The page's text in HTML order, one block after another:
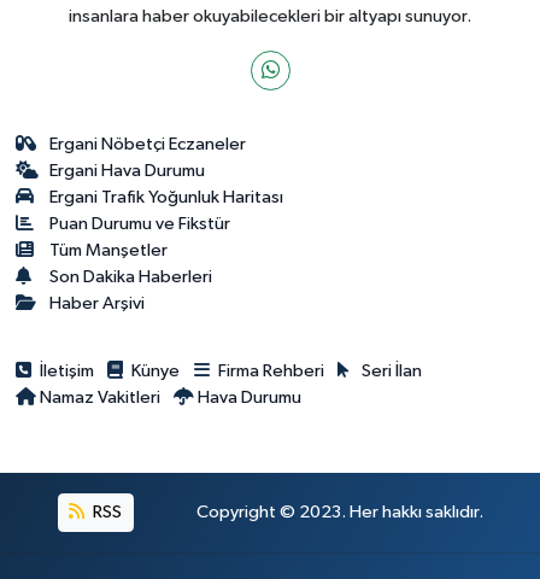
insanlara haber okuyabilecekleri bir altyapı sunuyor.
Ergani Nöbetçi Eczaneler
Ergani Hava Durumu
Ergani Trafik Yoğunluk Haritası
Puan Durumu ve Fikstür
Tüm Manşetler
Son Dakika Haberleri
Haber Arşivi
İletişim Künye Firma Rehberi
Seri İlan
Namaz Vakitleri
Hava Durumu
RSS Copyright © 2023. Her hakkı saklıdır.